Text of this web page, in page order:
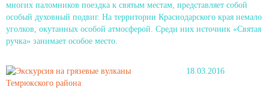
многих паломников поездка к святым местам, представляет собой
особый духовный подвиг. На территории Краснодарского края немало
уголков, окутанных особой атмосферой. Среди них источник «Святая
ручка» занимает особое место.
18.03.2016